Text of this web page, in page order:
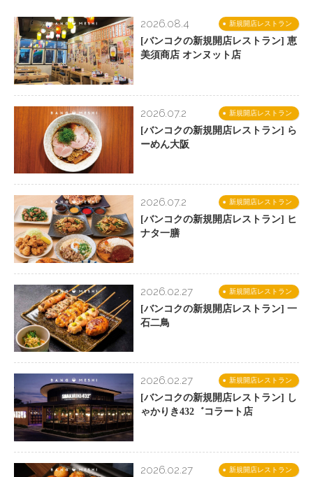
新規開店レストラン
2026.08.4
[バンコクの新規開店レストラン] 恵
美須商店 オンヌット店
新規開店レストラン
2026.07.2
[バンコクの新規開店レストラン] ら
ーめん大阪
新規開店レストラン
2026.07.2
[バンコクの新規開店レストラン] ヒ
ナタ一膳
新規開店レストラン
2026.02.27
[バンコクの新規開店レストラン] 一
石二鳥
新規開店レストラン
2026.02.27
[バンコクの新規開店レストラン] し
ゃかりき432゛コラート店
新規開店レストラン
2026.02.27